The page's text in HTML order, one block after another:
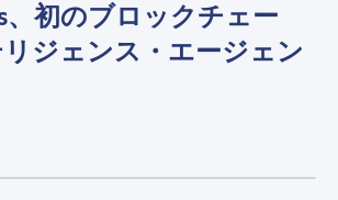
初のブロックチェー
ジェンス・エージェン